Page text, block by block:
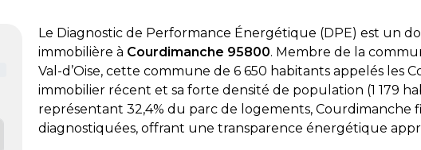
Le Diagnostic de Performance Énergétique (DPE) est un
immobilière à Courdimanche 95800. Membre de la
Val-d’Oise, cette commune de 6 650 habitants appelés les
immobilier récent et sa forte densité de population (1 179
représentant 32,4% du parc de logements, Courdimanche
diagnostiquées, offrant une transparence énergétique